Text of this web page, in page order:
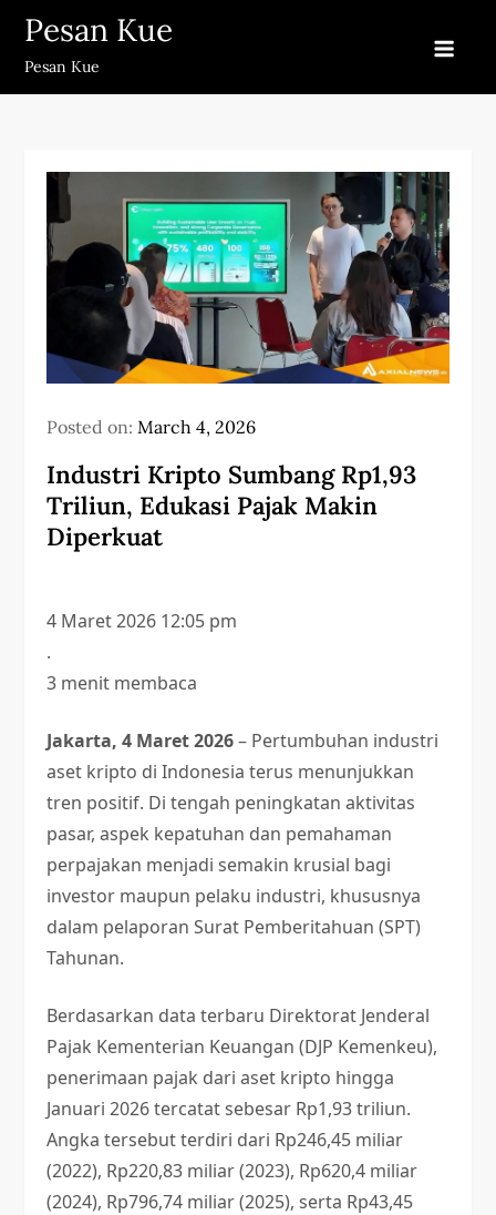
Skip
content
Pesan Kue
Pesan Kue
Posted on: March 4, 2026
Industri Kripto Sumbang Rp1,93
Triliun, Edukasi Pajak Makin
Diperkuat
4 Maret 2026 12:05 pm
.
3 menit membaca
Jakarta, 4 Maret 2026– Pertumbuhan industri
aset kripto di Indonesia terus menunjukkan
tren positif. Di tengah peningkatan aktivitas
pasar, aspek kepatuhan dan pemahaman
perpajakan menjadi semakin krusial bagi
investor maupun pelaku industri, khususnya
dalam pelaporan Surat Pemberitahuan (SPT)
Tahunan.
Berdasarkan data terbaru Direktorat Jenderal
Pajak Kementerian Keuangan (DJP Kemenkeu),
penerimaan pajak dari aset kripto hingga
Januari 2026 tercatat sebesar Rp1,93 triliun.
Angka tersebut terdiri dari Rp246,45 miliar
(2022), Rp220,83 miliar (2023), Rp620,4 miliar
(2024), Rp796,74 miliar (2025), serta Rp43,45